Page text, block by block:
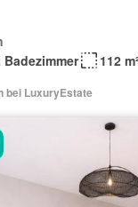
Badezimmer 112
bei LuxuryEstate